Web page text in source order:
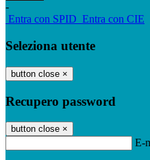
-
Entra con SPID Entra con CIE
Seleziona utente
button close ×
Recupero password
button close ×
E-